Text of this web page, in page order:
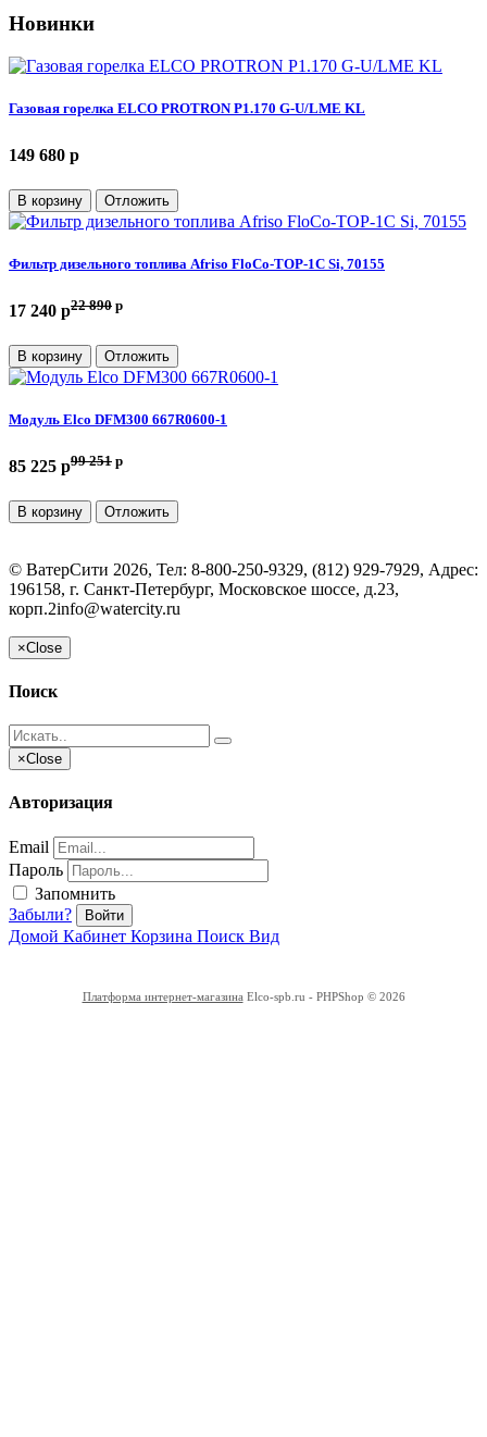
Новинки
Газовая горелка ELCO PROTRON P1.170 G-U/LME KL
149 680 p
В корзину Отложить
Фильтр дизельного топлива Afriso FloCo-TOP-1С Si, 70155
17 240 p22 890 p
В корзину Отложить
Модуль Elco DFM300 667R0600-1
85 225 p99 251 p
В корзину Отложить
© ВатерСити 2026, Тел: 8-800-250-9329, (812) 929-7929, Адрес:
196158, г. Санкт-Петербург, Московское шоссе, д.23,
корп.2info@watercity.ru
×Close
Поиск
×Close
Авторизация
Email
Пароль
Запомнить
Забыли?
Войти
Домой Кабинет Корзина Поиск Вид
Платформа интернет-магазина Elco-spb.ru - PHPShop © 2026